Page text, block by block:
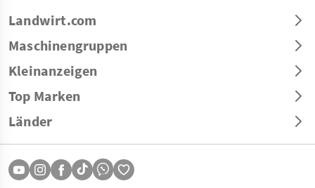
Landwirt.com
Maschinengruppen
Kleinanzeigen
Top Marken
Länder